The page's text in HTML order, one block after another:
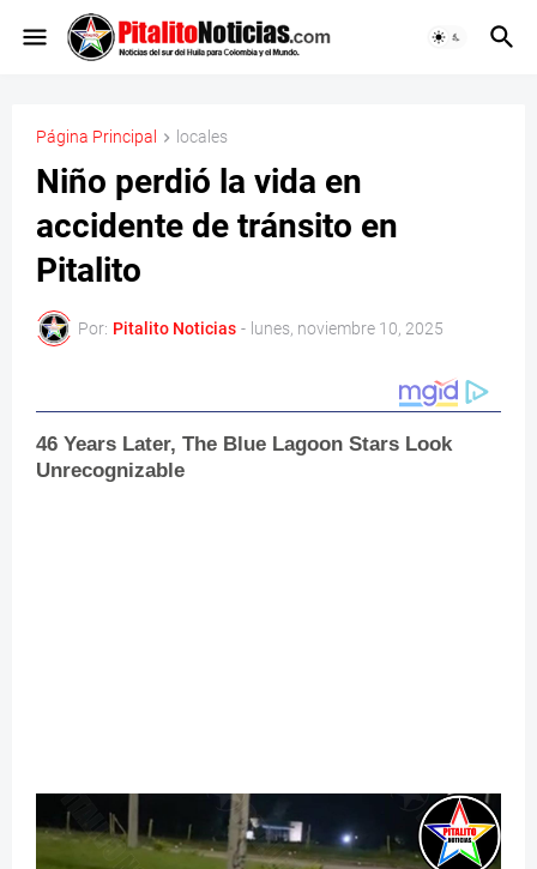
Página Principal locales
Niño perdió la vida en
accidente de tránsito en
Pitalito
Por: Pitalito Noticias - lunes, noviembre 10, 2025